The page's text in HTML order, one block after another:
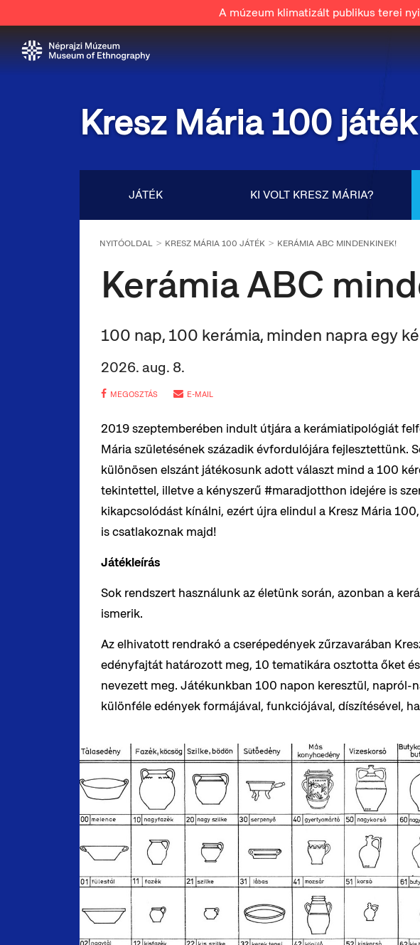
A múzeum klimatizált publikus terei
Kresz Mária 100 játék
JÁTÉK KI VOLT KRESZ MÁRIA?
NYITÓOLDAL KRESZ MÁRIA 100 JÁTÉK KERÁMIA ABC MINDENKINEK!
Kerámia ABC
100 nap, 100 kerámia, minden napra egy
2026. aug. 8.
MEGOSZTÁS E-MAIL
2019 szeptemberében indult útjára a kerámiatipológiát
Mária születésének századik évfordulójára fejlesztettünk.
különösen elszánt játékosunk adott választ mind a 100
tekintettel, illetve a kényszerű #maradjotthon idejére is
kikapcsolódást kínálni, ezért újra elindul a Kresz Mária
is csatlakoznak majd!
Játékleírás
Sok rendszert használunk az életünk során, azonban a
ismerik.
Az elhivatott rendrakó a cserépedények zűrzavarában
edényfajtát határozott meg, 10 tematikára osztotta őket
nevezett meg. Játékunkban 100 napon keresztül, napról-
különféle edények formájával, funkciójával, díszítésével,